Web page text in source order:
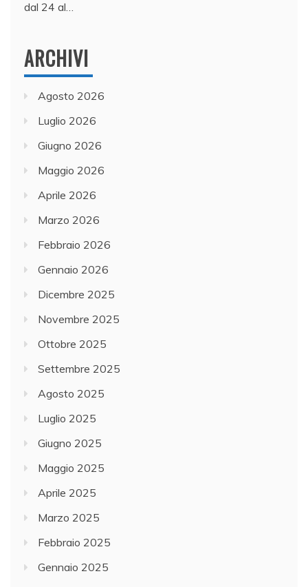
dal 24 al…
ARCHIVI
Agosto 2026
Luglio 2026
Giugno 2026
Maggio 2026
Aprile 2026
Marzo 2026
Febbraio 2026
Gennaio 2026
Dicembre 2025
Novembre 2025
Ottobre 2025
Settembre 2025
Agosto 2025
Luglio 2025
Giugno 2025
Maggio 2025
Aprile 2025
Marzo 2025
Febbraio 2025
Gennaio 2025